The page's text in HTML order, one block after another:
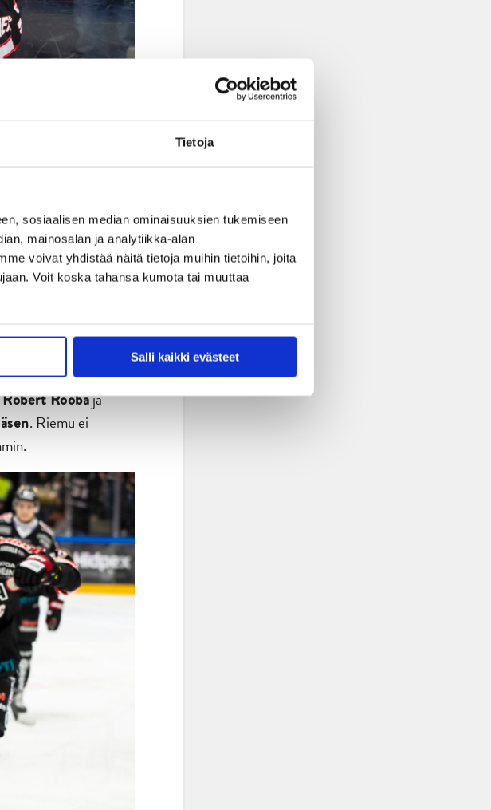
Tietoja
sosiaalisen median ominaisuuksien tukemiseen
mainosalan ja analytiikka-alan
voivat yhdistää näitä tietoja muihin tietoihin, joita
Voit koska tahansa kumota tai muuttaa
Salli kaikki evästeet
pelistä oli viikon
kuskin paikalle ja
Robert Roobaja
. Riemu ei